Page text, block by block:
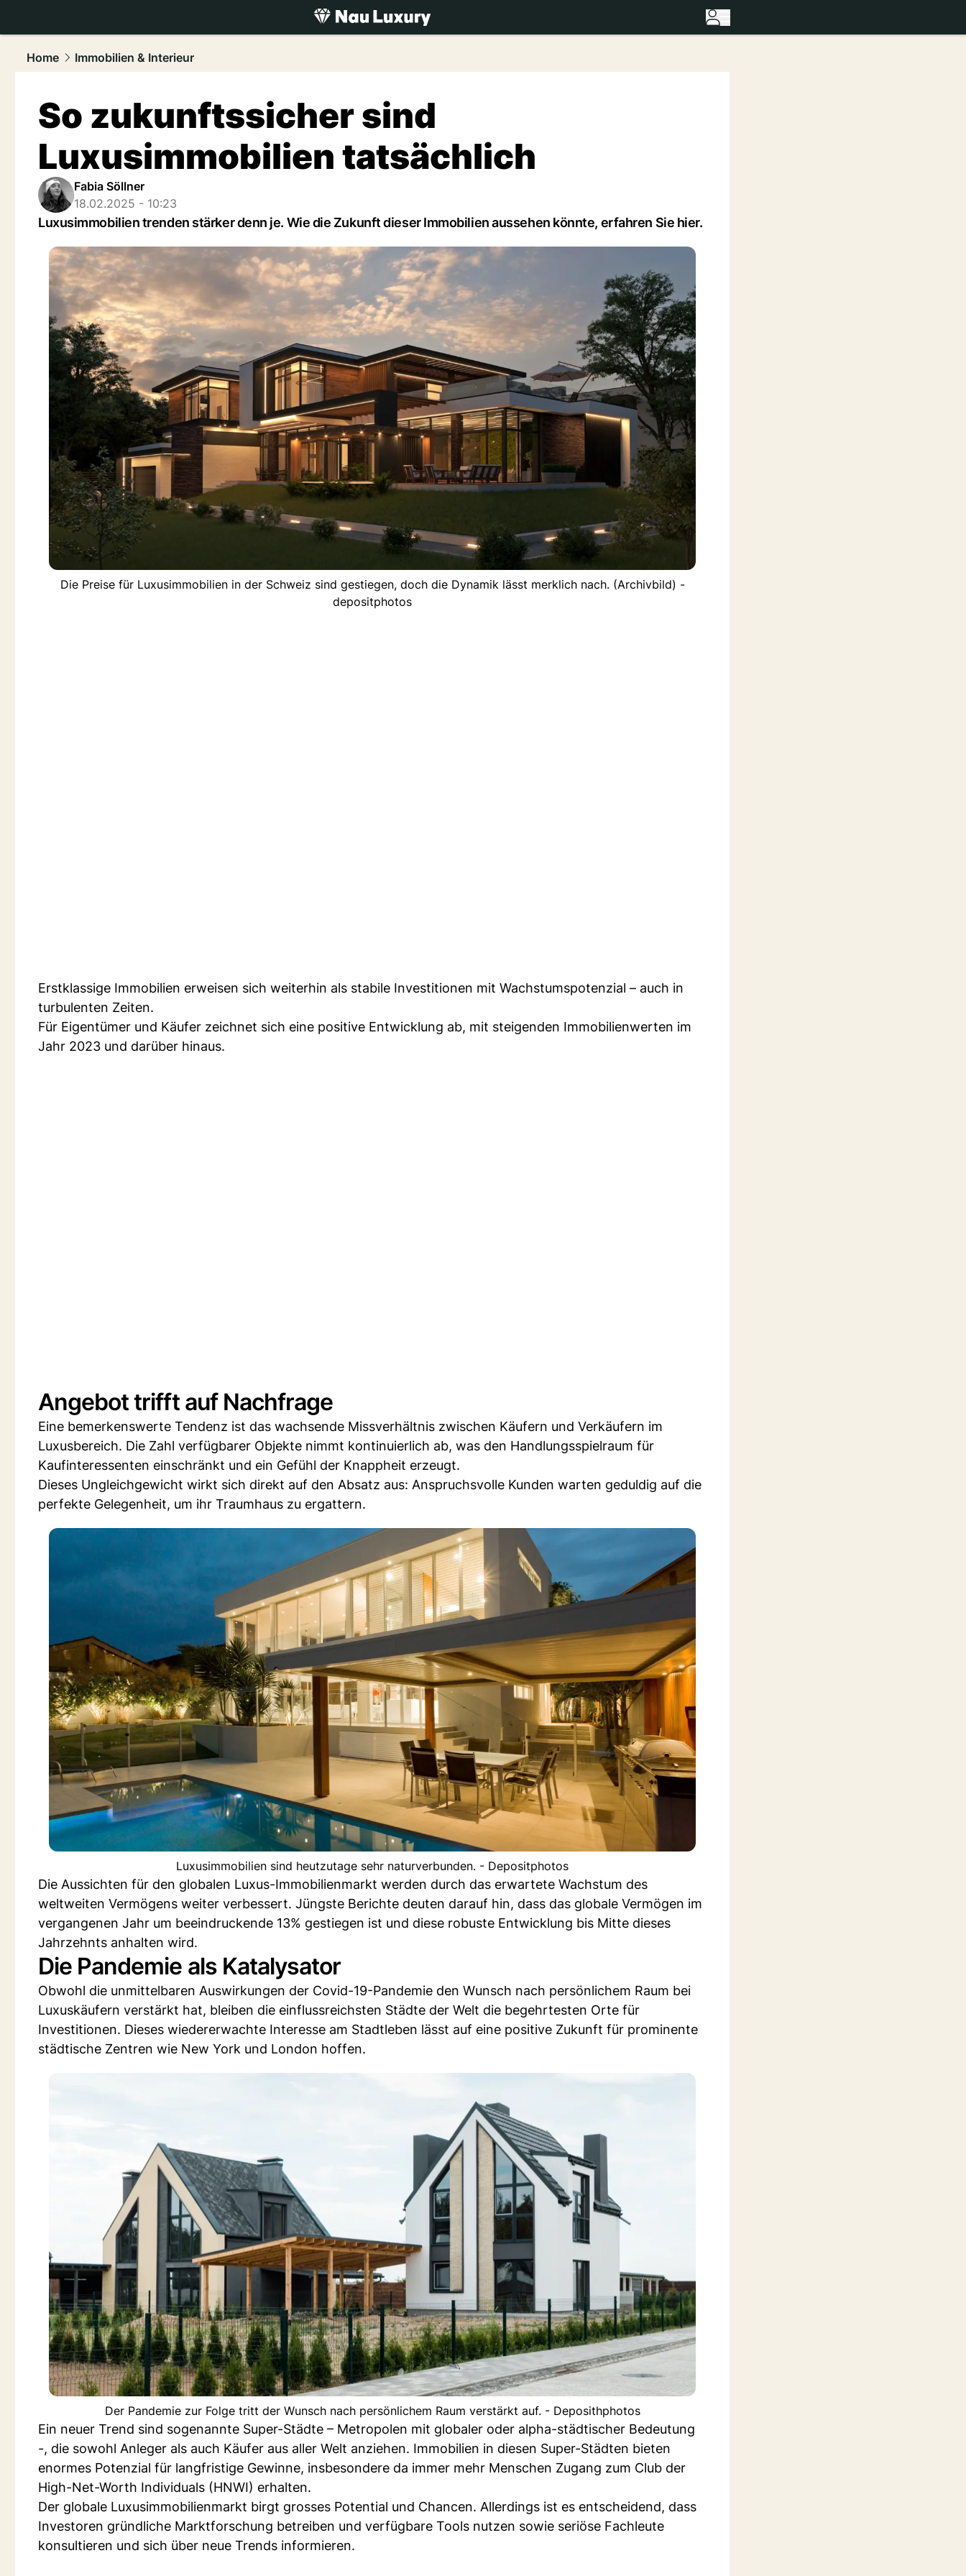
luxury.NAU.ch
Home
Immobilien & Interieur
So zukunftssicher sind
Luxusimmobilien tatsächlich
Fabia Söllner
18.02.2025 - 10:23
Luxusimmobilien trenden stärker denn je. Wie die Zukunft dieser Immobilien aussehen könnte, erfahren Sie hier.
Die Preise für Luxusimmobilien in der Schweiz sind gestiegen, doch die Dynamik lässt merklich nach. (Archivbild) -
depositphotos
Erstklassige Immobilien erweisen sich weiterhin als stabile Investitionen mit Wachstumspotenzial – auch in
turbulenten Zeiten.
Für Eigentümer und Käufer zeichnet sich eine positive Entwicklung ab, mit steigenden Immobilienwerten im
Jahr 2023 und darüber hinaus.
Angebot trifft auf Nachfrage
Eine bemerkenswerte Tendenz ist das wachsende Missverhältnis zwischen Käufern und Verkäufern im
Luxusbereich. Die Zahl verfügbarer Objekte nimmt kontinuierlich ab, was den Handlungsspielraum für
Kaufinteressenten einschränkt und ein Gefühl der Knappheit erzeugt.
Dieses Ungleichgewicht wirkt sich direkt auf den Absatz aus: Anspruchsvolle Kunden warten geduldig auf die
perfekte Gelegenheit, um ihr Traumhaus zu ergattern.
Luxusimmobilien sind heutzutage sehr naturverbunden. - Depositphotos
Die Aussichten für den globalen Luxus-Immobilienmarkt werden durch das erwartete Wachstum des
weltweiten Vermögens weiter verbessert. Jüngste Berichte deuten darauf hin, dass das globale Vermögen im
vergangenen Jahr um beeindruckende 13% gestiegen ist und diese robuste Entwicklung bis Mitte dieses
Jahrzehnts anhalten wird.
Die Pandemie als Katalysator
Obwohl die unmittelbaren Auswirkungen der Covid-19-Pandemie den Wunsch nach persönlichem Raum bei
Luxuskäufern verstärkt hat, bleiben die einflussreichsten Städte der Welt die begehrtesten Orte für
Investitionen. Dieses wiedererwachte Interesse am Stadtleben lässt auf eine positive Zukunft für prominente
städtische Zentren wie New York und London hoffen.
Der Pandemie zur Folge tritt der Wunsch nach persönlichem Raum verstärkt auf. - Deposithphotos
Ein neuer Trend sind sogenannte Super-Städte – Metropolen mit globaler oder alpha-städtischer Bedeutung
-, die sowohl Anleger als auch Käufer aus aller Welt anziehen. Immobilien in diesen Super-Städten bieten
enormes Potenzial für langfristige Gewinne, insbesondere da immer mehr Menschen Zugang zum Club der
High-Net-Worth Individuals (HNWI) erhalten.
Der globale Luxusimmobilienmarkt birgt grosses Potential und Chancen. Allerdings ist es entscheidend, dass
Investoren gründliche Marktforschung betreiben und verfügbare Tools nutzen sowie seriöse Fachleute
konsultieren und sich über neue Trends informieren.